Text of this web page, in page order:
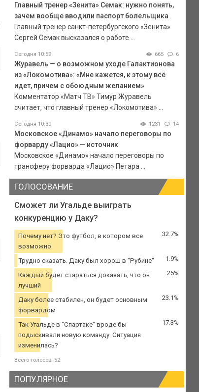
Главный тренер «Зенита» Семак: нужно понять,
зачем вообще вводили паспорт болельщика
Главный тренер санкт-петербургского «Зенита»
Сергей Семак высказался о работе ...
Сегодня 10:59 665 6
Журавель — о возможном уходе Галактионова
из «Локомотива»: «Мне кажется, к этому всё
идет, причем с обоюдным желанием»
Комментатор «Матч ТВ» Тимур Журавель
считает, что главный тренер «Локомотива» ...
Сегодня 10:30 1231 14
Московское «Динамо» начало переговоры по
форварду «Лацио» — источник
Московское «Динамо» начало переговоры по
трансферу форварда «Лацио» Петара ...
ГОЛОСОВАНИЕ
Сможет ли Угальде выиграть
конкуренцию у Даку?
Почему нет? Это футбол, в котором все
возможно
32.7%
Трудно сказать. Даку был хорош в "Рубине" 1.9%
Каждый будет стараться доказать, что он
лучший
25%
Даку более стабилен, он будет основным
форвардом
23.1%
Так Угальде в "Спартаке" вроде бы
подыскивали новую команду. Ситуация
изменилась?
17.3%
Всего голосов: 52
ПОПУЛЯРНОЕ